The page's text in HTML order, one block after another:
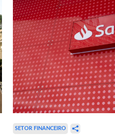
SETOR FINANCEIRO